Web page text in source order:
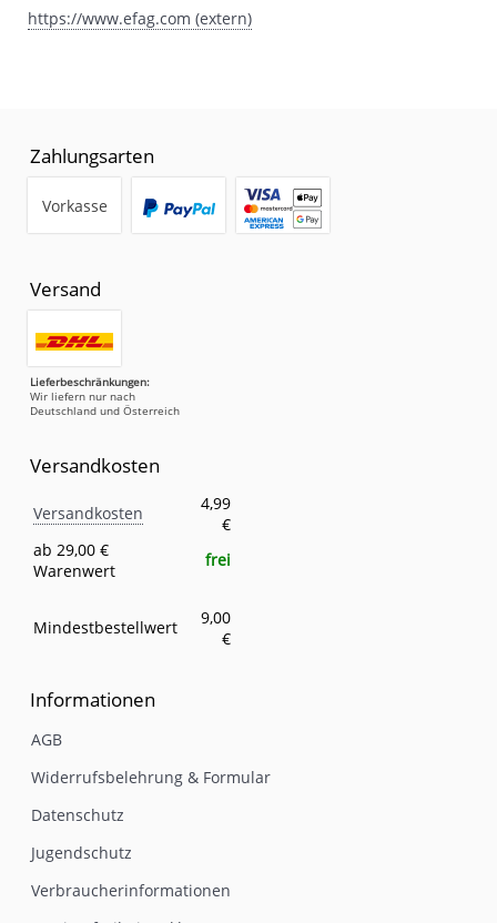
https://www.efag.com (extern)
Zahlungsarten
Vorkasse
Versand
Lieferbeschränkungen:
Wir liefern nur nach
Deutschland und Österreich
Versandkosten
Eigenschaft
Versandkosten
4,99
€
ab 29,00 €
Warenwert
frei
Mindestbestellwert
9,00
€
Informationen
AGB
Widerrufsbelehrung & Formular
Datenschutz
Jugendschutz
Verbraucherinformationen